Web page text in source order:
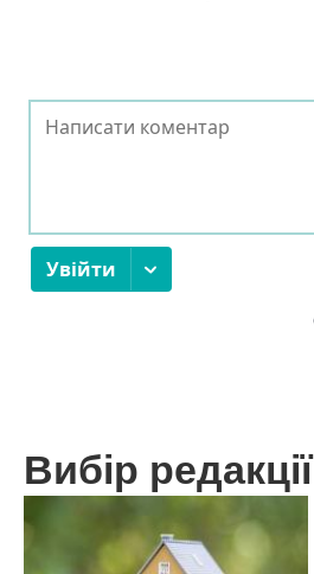
Вибір редакції